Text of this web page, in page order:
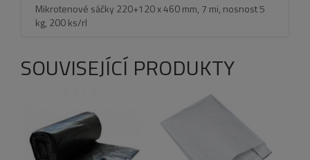
Mikrotenové sáčky 220+120 x 460 mm, 7 mi, nosnost 5
kg, 200 ks/rl
SOUVISEJÍCÍ PRODUKTY